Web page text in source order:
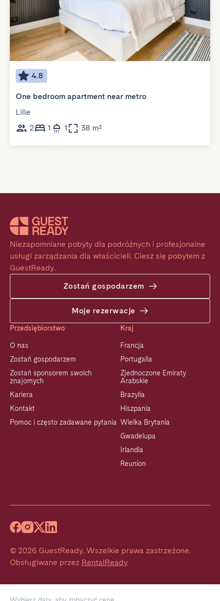
4.8
One bedroom apartment near metro
Lille
2
1 1 38 m²
Niezapomniane pobyty dla podróżnych i profesjonalne
usługi zarządzania dla właścicieli. Ciesz się pobytem z
GuestReady.
Zostań gospodarzem
Moje rezerwacje
Przedsiębiorstwo
O nas
Zostań gospodarzem
Zostań sponsorem swoich
znajomych
Kariera
Kontakt
Pomoc i często zadawane pytania
Kraj
Francja
Portugalia
Zjednoczone Emiraty
Arabskie
Brazylia
Hiszpania
Wielka Brytania
Gwadelupa
Irlandia
Reunion
© 2026 GuestReady. Wszelkie prawa zastrzeżone.
Obsługiwane przez RentalReady